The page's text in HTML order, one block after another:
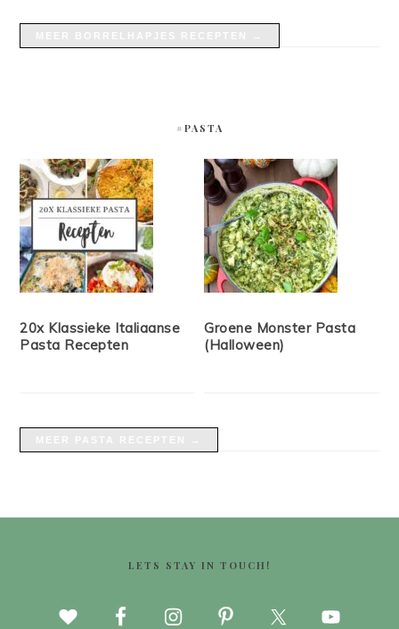
#PASTA
20x Klassieke Italiaanse
Pasta Recepten
Groene Monster Pasta
(Halloween)
LETS STAY IN TOUCH!